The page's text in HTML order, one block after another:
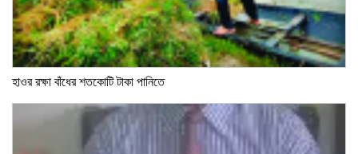
হাওর রক্ষা বাঁধের শতকোটি টাকা পানিতে